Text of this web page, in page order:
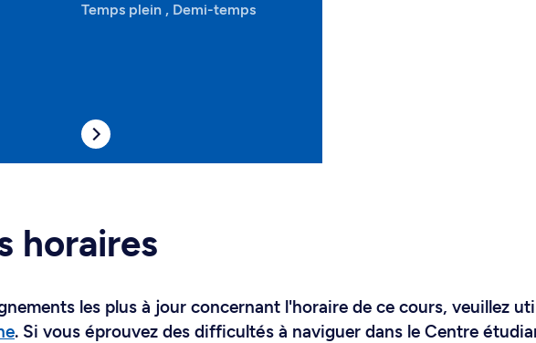
Temps plein , Demi-temps
horaires
les plus à jour concernant l'horaire de ce cours, veuillez
. Si vous éprouvez des difficultés à naviguer dans le Centre